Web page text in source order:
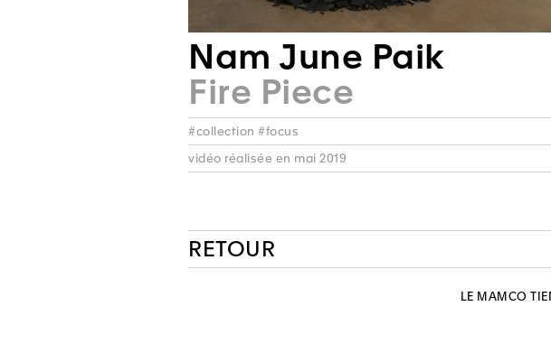
Nam June Paik
Fire Piece
#collection #focus
vidéo réalisée en mai 2019
RETOUR
LE MAMCO